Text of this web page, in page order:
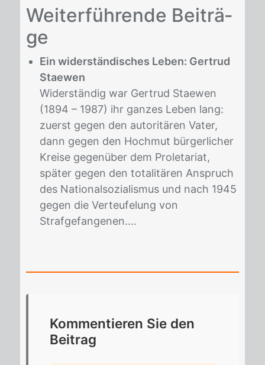
Wei­ter­füh­ren­de Bei­trä­
ge
Ein widerständisches Leben: Gertrud
Staewen
Widerständig war Gertrud Staewen
(1894 – 1987) ihr ganzes Leben lang:
zuerst gegen den autoritären Vater,
dann gegen den Hochmut bürgerlicher
Kreise gegenüber dem Proletariat,
später gegen den totalitären Anspruch
des Nationalsozialismus und nach 1945
gegen die Verteufelung von
Strafgefangenen....
Kom­men­tie­ren Sie den
Bei­trag